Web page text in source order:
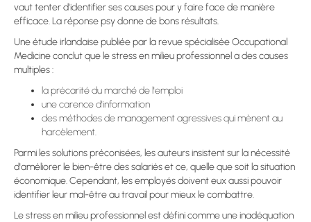
vaut tenter d'identifier ses causes pour y faire face de manière
efficace. La réponse psy donne de bons résultats.
Une étude irlandaise publiée par la revue spécialisée Occupational
Medicine conclut que le stress en milieu professionnel a des causes
multiples :
la précarité du marché de l'emploi
une carence d'information
des méthodes de management agressives qui mènent au
harcèlement.
Parmi les solutions préconisées, les auteurs insistent sur la nécessité
d'améliorer le bien-être des salariés et ce, quelle que soit la situation
économique. Cependant, les employés doivent eux aussi pouvoir
identifier leur mal-être au travail pour mieux le combattre.
Le stress en milieu professionnel est défini comme une inadéquation